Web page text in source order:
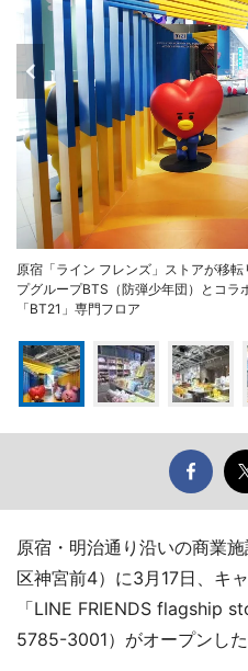
原宿「ライン フレンズ」ストアが移
プグループBTS（防弾少年団）とコラ
「BT21」専門フロア
原宿・明治通り沿いの商業
区神宮前4）に3月17日、キ
「LINE FRIENDS flagship
5785-3001）がオープンした